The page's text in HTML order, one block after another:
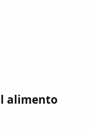
alimento